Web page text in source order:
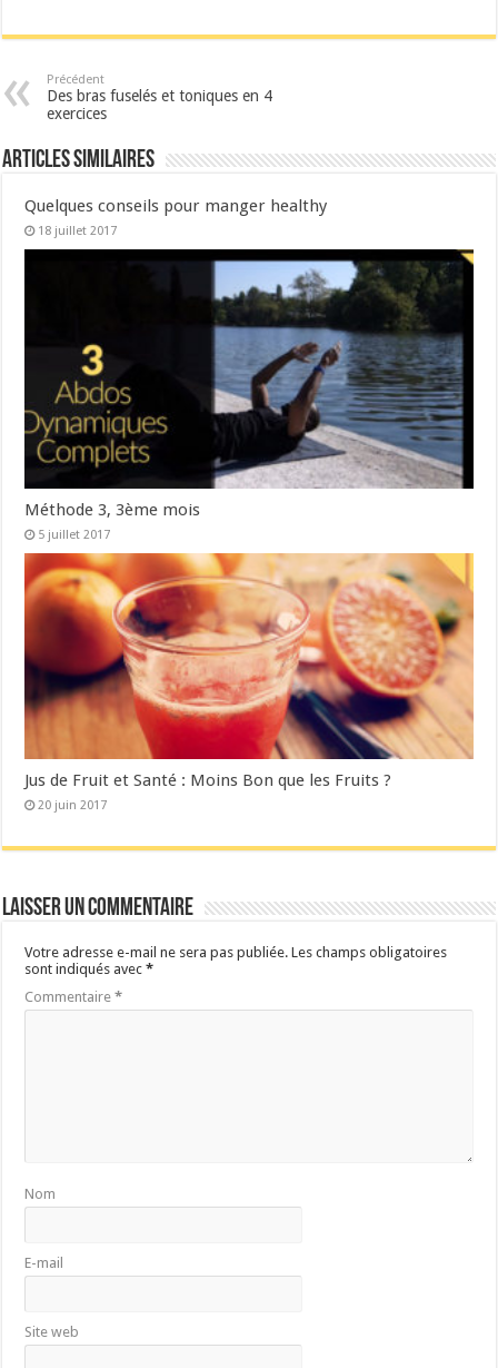
Précédent
Des bras fuselés et toniques en 4
exercices
Articles similaires
Quelques conseils pour manger healthy
18 juillet 2017
Méthode 3, 3ème mois
5 juillet 2017
Jus de Fruit et Santé : Moins Bon que les Fruits ?
20 juin 2017
Laisser un commentaire
Votre adresse e-mail ne sera pas publiée. Les champs obligatoires
sont indiqués avec*
Commentaire*
Nom
E-mail
Site web